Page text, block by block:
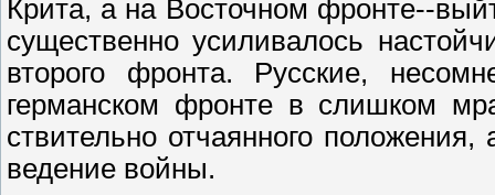
Крита, а на Восточном фронте--
существенно усиливалось
второго фронта. Русские,
германском фронте в слишком
ствительно отчаянного
ведение войны.